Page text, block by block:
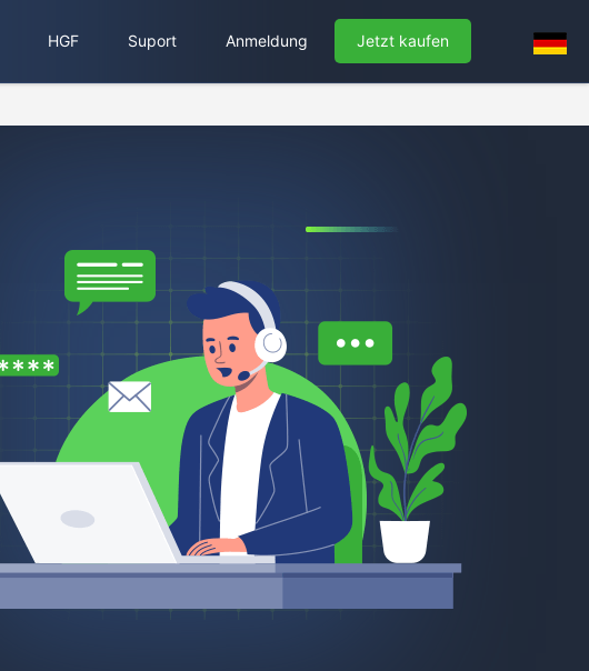
HGF Suport Anmeldung Jetzt kaufen